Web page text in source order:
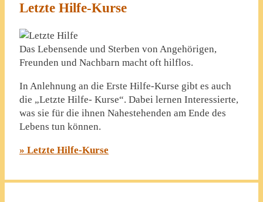
Letzte Hilfe-Kurse
Das Lebensende und Sterben von Angehörigen,
Freunden und Nachbarn macht oft hilflos.
In Anlehnung an die Erste Hilfe-Kurse gibt es auch
die „Letzte Hilfe- Kurse“. Dabei lernen Interessierte,
was sie für die ihnen Nahestehenden am Ende des
Lebens tun können.
» Letzte Hilfe-Kurse